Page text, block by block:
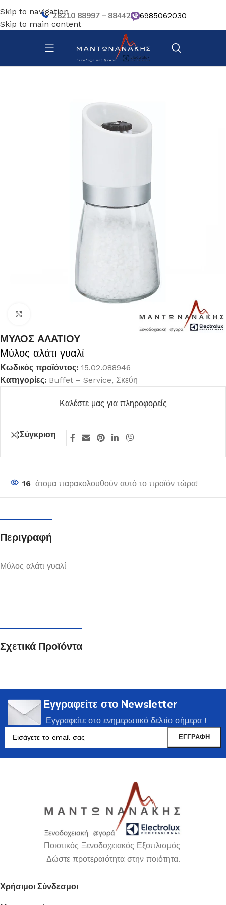
Skip to navigation
Skip to main content
28210 88997 – 88442 6985062030
Αρχική σελίδα/
ΜΥΛΟΣ ΑΛΑΤΙΟΥ
Μύλος αλάτι γυαλί
Κωδικός προϊόντος: 15.02.088946
Κατηγορίες: Buffet – Service, Σκεύη
Καλέστε μας για πληροφορείς
Σύγκριση
16 άτομα παρακολουθούν αυτό το προϊόν τώρα!
Περιγραφή
Μύλος αλάτι γυαλί
Σχετικά Προϊόντα
Εγγραφείτε στο Newsletter
Εγγραφείτε στο ενημερωτικό δελτίο σήμερα !
Ποιοτικός Ξενοδοχειακός Εξοπλισμός
Δώστε προτεραιότητα στην ποιότητα.
Χρήσιμοι Σύνδεσμοι